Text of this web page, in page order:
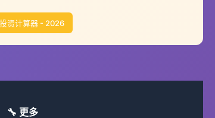
资计算器 - 2026
🔧 更多